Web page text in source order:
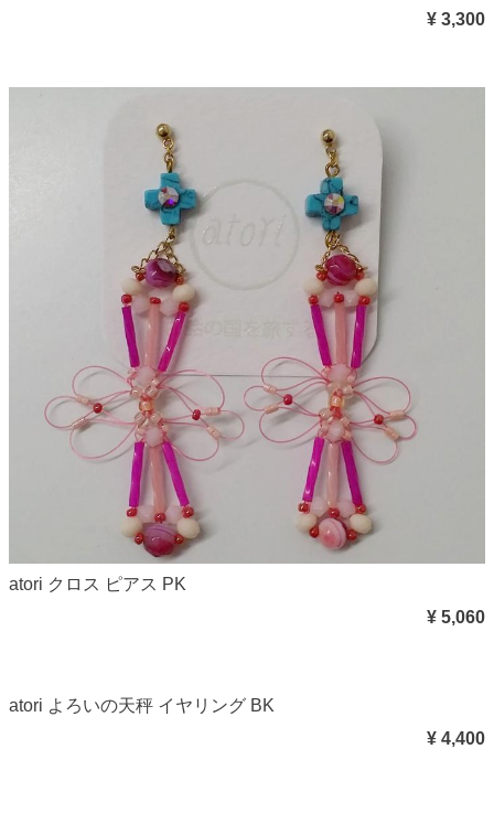
¥ 3,300
atori クロス ピアス PK
¥ 5,060
atori よろいの天秤 イヤリング BK
¥ 4,400